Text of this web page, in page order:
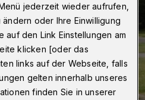
jederzeit wieder aufrufen,
ändern oder Ihre Einwilligung
auf den Link Einstellungen am
klicken [oder das
links auf der Webseite, falls
gelten innerhalb unseres
finden Sie in unserer